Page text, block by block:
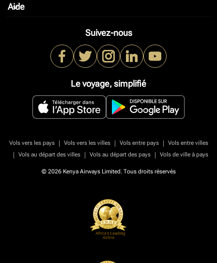
Aide
keyboard_arrow_down
Suivez-nous
Le voyage, simplifié
Vols vers les pays | Vols vers les villes | Vols entre pays |
Vols entre villes
|
Vols au départ des villes | Vols au départ des pays | Vols de ville à pays
© 2026 Kenya Airways Limited. Tous droits réservés